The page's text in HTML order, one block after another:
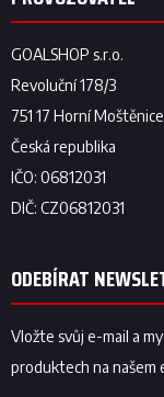
ODEBÍRAT
Vložte svůj e-mail a
produktech na našem